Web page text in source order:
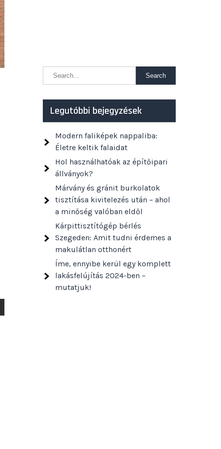
Legutóbbi bejegyzések
Modern faliképek nappaliba:
Életre keltik falaidat
Hol használhatóak az építőipari
állványok?
Márvány és gránit burkolatok
tisztítása kivitelezés után – ahol
a minőség valóban eldől
Kárpittisztítógép bérlés
Szegeden: Amit tudni érdemes a
makulátlan otthonért
Íme, ennyibe kerül egy komplett
lakásfelújítás 2024-ben –
mutatjuk!